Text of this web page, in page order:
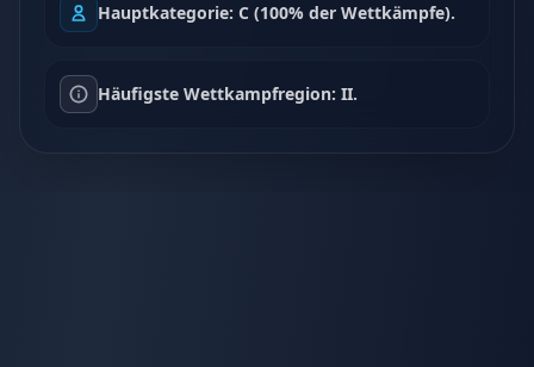
Hauptkategorie: C (100% der Wettkämpfe).
Häufigste Wettkampfregion: II.